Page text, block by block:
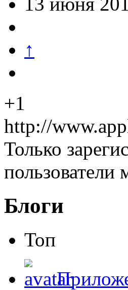
↑
+1
http://
Только
пользователи
Блоги
Топ